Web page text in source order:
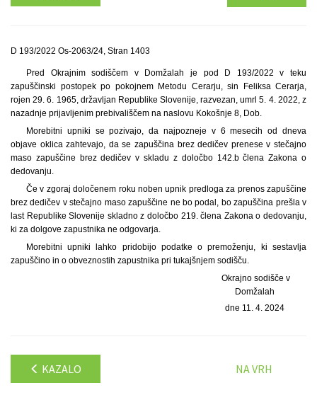
D 193/2022 Os-2063/24, Stran 1403
Pred Okrajnim sodiščem v Domžalah je pod D 193/2022 v teku
zapuščinski postopek po pokojnem Metodu Cerarju, sin Feliksa Cerarja,
rojen 29. 6. 1965, državljan Republike Slovenije, razvezan, umrl 5. 4. 2022, z
nazadnje prijavljenim prebivališčem na naslovu Kokošnje 8, Dob.
Morebitni upniki se pozivajo, da najpozneje v 6 mesecih od dneva
objave oklica zahtevajo, da se zapuščina brez dedičev prenese v stečajno
maso zapuščine brez dedičev v skladu z določbo 142.b člena Zakona o
dedovanju.
Če v zgoraj določenem roku noben upnik predloga za prenos zapuščine
brez dedičev v stečajno maso zapuščine ne bo podal, bo zapuščina prešla v
last Republike Slovenije skladno z določbo 219. člena Zakona o dedovanju,
ki za dolgove zapustnika ne odgovarja.
Morebitni upniki lahko pridobijo podatke o premoženju, ki sestavlja
zapuščino in o obveznostih zapustnika pri tukajšnjem sodišču.
Okrajno sodišče v
Domžalah
dne 11. 4. 2024
KAZALO NA VRH